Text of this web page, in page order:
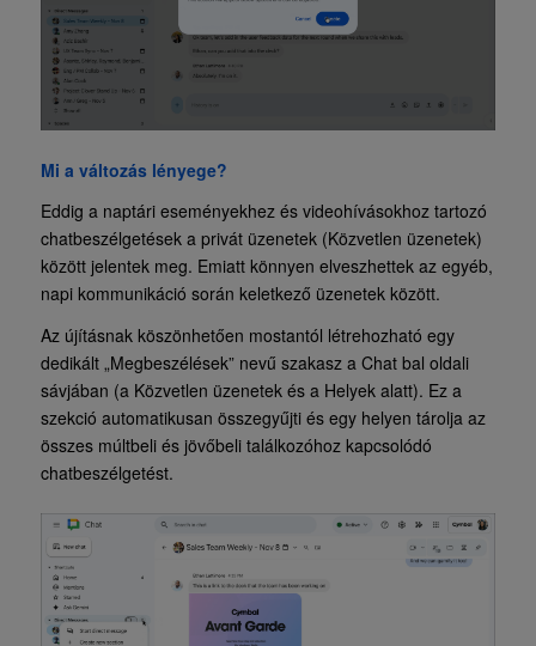
Mi a változás lényege?
Eddig a naptári eseményekhez és videohívásokhoz tartozó
chatbeszélgetések a privát üzenetek (Közvetlen üzenetek)
között jelentek meg. Emiatt könnyen elveszhettek az egyéb,
napi kommunikáció során keletkező üzenetek között.
Az újításnak köszönhetően mostantól létrehozható egy
dedikált „Megbeszélések” nevű szakasz a Chat bal oldali
sávjában (a Közvetlen üzenetek és a Helyek alatt). Ez a
szekció automatikusan összegyűjti és egy helyen tárolja az
összes múltbeli és jövőbeli találkozóhoz kapcsolódó
chatbeszélgetést.